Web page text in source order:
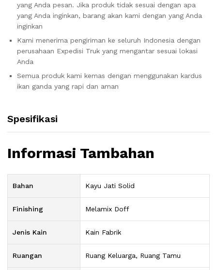
yang Anda pesan. Jika produk tidak sesuai dengan apa
yang Anda inginkan, barang akan kami dengan yang Anda
inginkan
Kami menerima pengiriman ke seluruh Indonesia dengan
perusahaan Expedisi Truk yang mengantar sesuai lokasi
Anda
Semua produk kami kemas dengan menggunakan kardus
ikan ganda yang rapi dan aman
Spesifikasi
Informasi Tambahan
Bahan Kayu Jati Solid
Finishing Melamix Doff
Jenis Kain Kain Fabrik
Ruangan Ruang Keluarga, Ruang Tamu